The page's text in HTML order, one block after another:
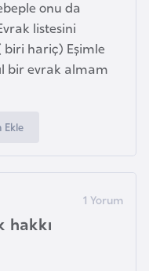
onu da
listesini
hariç) Eşimle
bir evrak almam
Ekle
hakkı